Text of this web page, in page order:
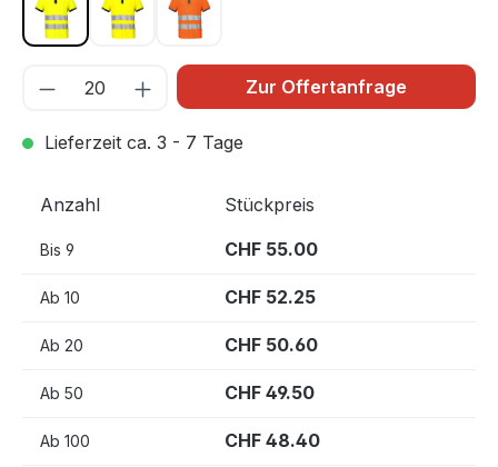
Gelb/Schwarz 11
Gelb 10Orange/Grau 17
Zur Offertanfrage
Lieferzeit ca. 3 - 7 Tage
Anzahl Stückpreis
Bis 9 CHF 55.00
Ab 10 CHF 52.25
Ab 20 CHF 50.60
Ab 50 CHF 49.50
Ab 100 CHF 48.40